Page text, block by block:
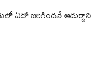
ఏదో జరిగిందనే ఆదుర్దాని